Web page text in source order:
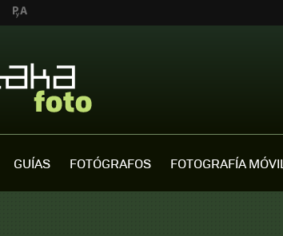
GUÍAS FOTÓGRAFOS FOTOGRAFÍA MÓVIL